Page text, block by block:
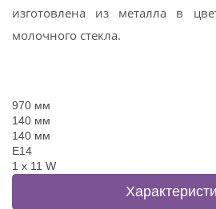
изготовлена из металла в
молочного стекла.
970 мм
140 мм
140 мм
E14
1 x 11 W
Отзывы